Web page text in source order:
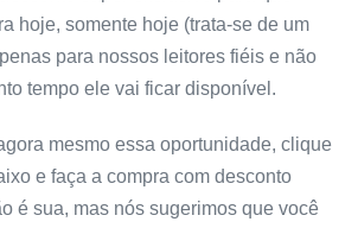
hoje, somente hoje (trata-se de um
para nossos leitores fiéis e não
tempo ele vai ficar disponível.
mesmo essa oportunidade, clique
e faça a compra com desconto
é sua, mas nós sugerimos que você